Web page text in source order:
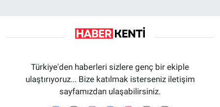
Türkiye'den haberleri sizlere genç bir ekiple
ulaştırıyoruz... Bize katılmak isterseniz iletişim
sayfamızdan ulaşabilirsiniz.